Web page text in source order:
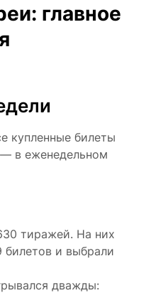
главное
купленные билеты
в еженедельном
тиражей. На них
билетов и выбрали
дважды: